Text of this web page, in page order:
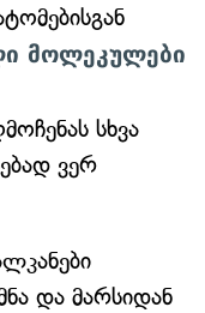
მოლეკულები
სხვა
ვერ
და მარსიდან